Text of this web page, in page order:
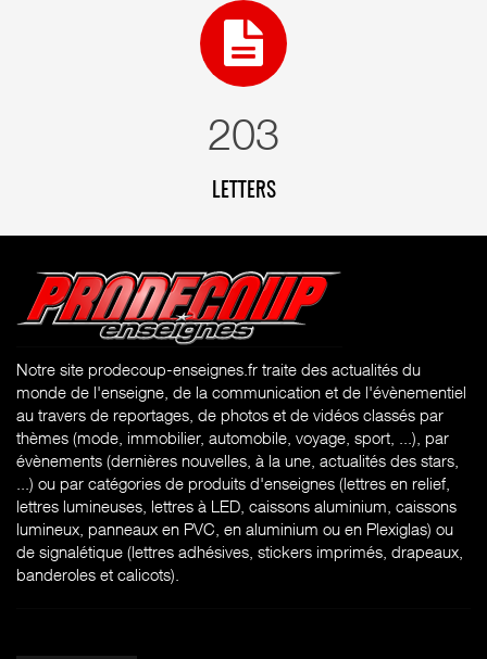
210
LETTERS
Notre site prodecoup-enseignes.fr traite des actualités du
monde de l'enseigne, de la communication et de l'évènementiel
au travers de reportages, de photos et de vidéos classés par
thèmes (mode, immobilier, automobile, voyage, sport, ...), par
évènements (dernières nouvelles, à la une, actualités des stars,
...) ou par catégories de produits d'enseignes (lettres en relief,
lettres lumineuses, lettres à LED, caissons aluminium, caissons
lumineux, panneaux en PVC, en aluminium ou en Plexiglas) ou
de signalétique (lettres adhésives, stickers imprimés, drapeaux,
banderoles et calicots).